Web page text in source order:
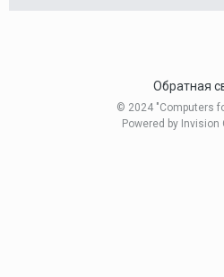
Обратная
© 2024 "Computers
Powered by